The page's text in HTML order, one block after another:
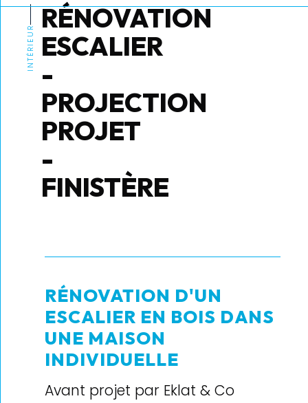
INTÉRIEUR
RÉNOVATION
ESCALIER
-
PROJECTION
PROJET
-
FINISTÈRE
RÉNOVATION D'UN
ESCALIER EN BOIS DANS
UNE MAISON
INDIVIDUELLE
Avant projet par Eklat & Co